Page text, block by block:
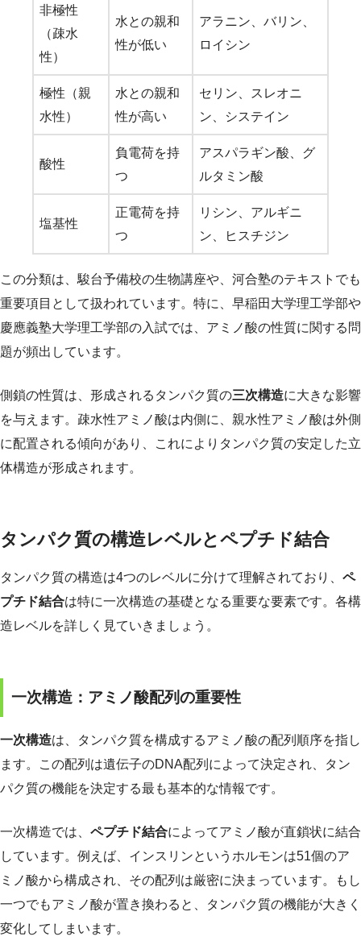
非極性
（疎水
性）
水との親和
性が低い
アラニン、バリン、
ロイシン
極性（親
水性）
水との親和
性が高い
セリン、スレオニ
ン、システイン
酸性
負電荷を持
つ
アスパラギン酸、グ
ルタミン酸
塩基性
正電荷を持
つ
リシン、アルギニ
ン、ヒスチジン
この分類は、駿台予備校の生物講座や、河合塾のテキストでも
重要項目として扱われています。特に、早稲田大学理工学部や
慶應義塾大学理工学部の入試では、アミノ酸の性質に関する問
題が頻出しています。
側鎖の性質は、形成されるタンパク質の三次構造に大きな影響
を与えます。疎水性アミノ酸は内側に、親水性アミノ酸は外側
に配置される傾向があり、これによりタンパク質の安定した立
体構造が形成されます。
タンパク質の構造レベルとペプチド結合
タンパク質の構造は4つのレベルに分けて理解されており、 ペ
プチド結合は特に一次構造の基礎となる重要な要素です。各構
造レベルを詳しく見ていきましょう。
一次構造：アミノ酸配列の重要性
一次構造は、タンパク質を構成するアミノ酸の配列順序を指し
ます。この配列は遺伝子のDNA配列によって決定され、タン
パク質の機能を決定する最も基本的な情報です。
一次構造では、 ペプチド結合によってアミノ酸が直鎖状に結合
しています。例えば、インスリンというホルモンは51個のア
ミノ酸から構成され、その配列は厳密に決まっています。もし
一つでもアミノ酸が置き換わると、タンパク質の機能が大きく
変化してしまいます。